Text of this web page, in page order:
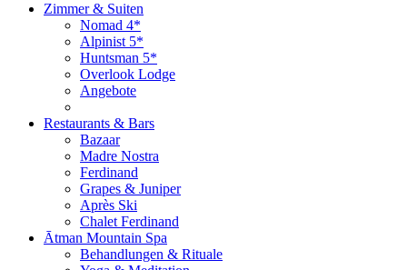
Zimmer & Suiten
Nomad 4*
Alpinist 5*
Huntsman 5*
Overlook Lodge
Angebote
Restaurants & Bars
Bazaar
Madre Nostra
Ferdinand
Grapes & Juniper
Après Ski
Chalet Ferdinand
Ātman Mountain Spa
Behandlungen & Rituale